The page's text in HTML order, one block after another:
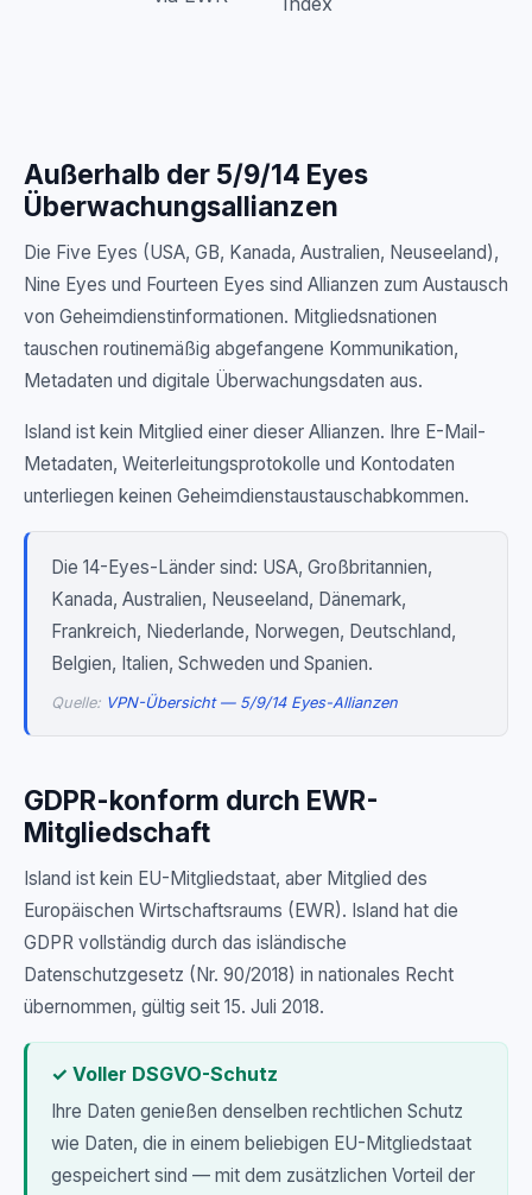
Außerhalb der 5/9/14 Eyes
Überwachungsallianzen
Die Five Eyes (USA, GB, Kanada, Australien, Neuseeland),
Nine Eyes und Fourteen Eyes sind Allianzen zum Austausch
von Geheimdienstinformationen. Mitgliedsnationen
tauschen routinemäßig abgefangene Kommunikation,
Metadaten und digitale Überwachungsdaten aus.
Island ist kein Mitglied einer dieser Allianzen. Ihre E-Mail-
Metadaten, Weiterleitungsprotokolle und Kontodaten
unterliegen keinen Geheimdienstaustauschabkommen.
Die 14-Eyes-Länder sind: USA, Großbritannien,
Kanada, Australien, Neuseeland, Dänemark,
Frankreich, Niederlande, Norwegen, Deutschland,
Belgien, Italien, Schweden und Spanien.
Quelle: VPN-Übersicht — 5/9/14 Eyes-Allianzen
GDPR-konform durch EWR-
Mitgliedschaft
Island ist kein EU-Mitgliedstaat, aber Mitglied des
Europäischen Wirtschaftsraums (EWR). Island hat die
GDPR vollständig durch das isländische
Datenschutzgesetz (Nr. 90/2018) in nationales Recht
übernommen, gültig seit 15. Juli 2018.
✓ Voller DSGVO-Schutz
Ihre Daten genießen denselben rechtlichen Schutz
wie Daten, die in einem beliebigen EU-Mitgliedstaat
gespeichert sind — mit dem zusätzlichen Vorteil der